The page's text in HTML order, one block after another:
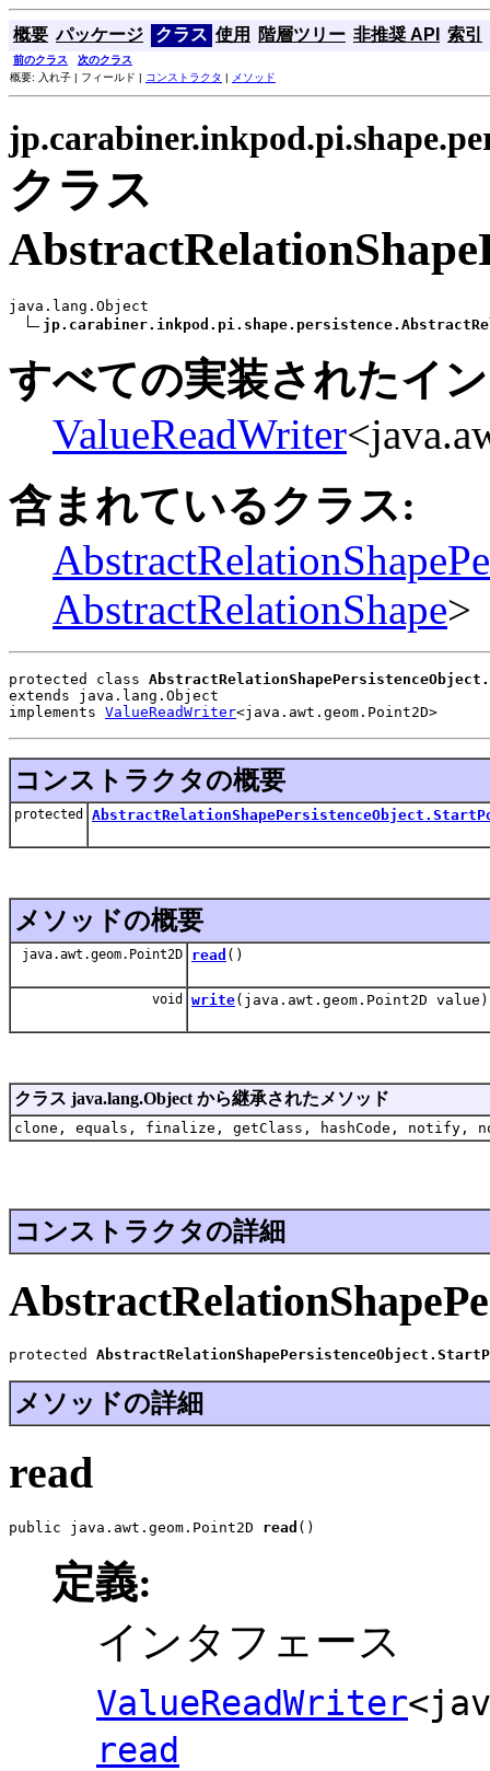
概要 パッケージ クラス 使用 階層ツリー 非推奨 API 索引
前のクラス
次のクラス
概要: 入れ子 | フィールド | コンストラクタ | メソッド
クラス
java.lang.Object
すべての実装されたイ
ValueReadWriter
含まれているクラス:
AbstractRelationShape>
protected class
extends java.lang.Object
implements ValueReadWriter<java.awt.geom.Point2D>
コンストラクタの概要
protected
メソッドの概要
java.awt.geom.Point2D read ()
void write(java.awt.geom.Point2D value)
クラス java.lang.Object から継承されたメソッド
clone, equals, finalize, getClass, hashCode,
コンストラクタの詳細
protected
メソッドの詳細
read
public java.awt.geom.Point2D read ()
定義:
インタフェース
ValueReadWriter
read